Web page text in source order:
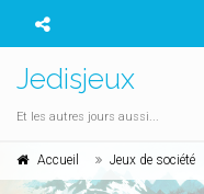
Jedisjeux
Et les autres jours aussi...
Accueil Jeux de société